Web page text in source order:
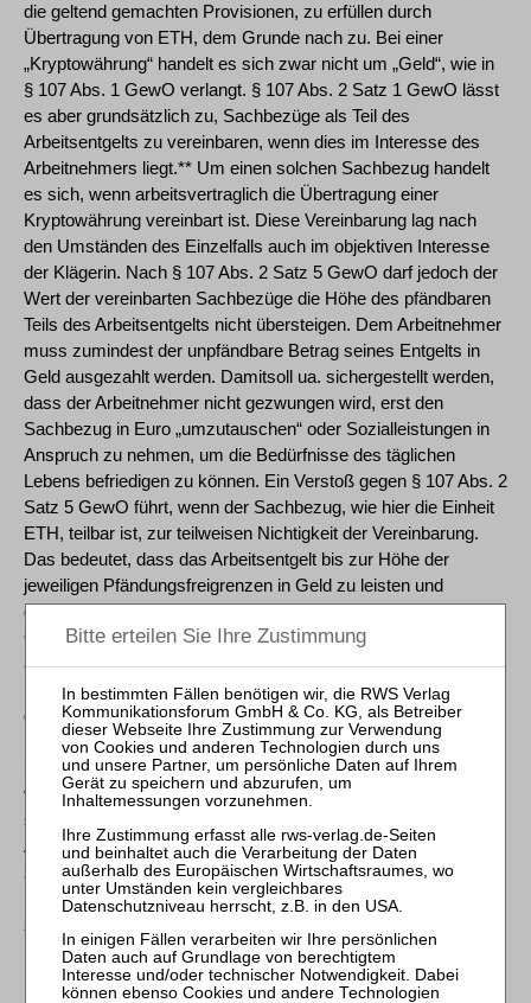
die geltend gemachten Provisionen, zu erfüllen durch
Übertragung von ETH, dem Grunde nach zu. Bei einer
„Kryptowährung“ handelt es sich zwar nicht um „Geld“, wie in
§ 107 Abs. 1 GewO verlangt. § 107 Abs. 2 Satz 1 GewO lässt
es aber grundsätzlich zu, Sachbezüge als Teil des
Arbeitsentgelts zu vereinbaren, wenn dies im Interesse des
Arbeitnehmers liegt.** Um einen solchen Sachbezug handelt
es sich, wenn arbeitsvertraglich die Übertragung einer
Kryptowährung vereinbart ist. Diese Vereinbarung lag nach
den Umständen des Einzelfalls auch im objektiven Interesse
der Klägerin. Nach § 107 Abs. 2 Satz 5 GewO darf jedoch der
Wert der vereinbarten Sachbezüge die Höhe des pfändbaren
Teils des Arbeitsentgelts nicht übersteigen. Dem Arbeitnehmer
muss zumindest der unpfändbare Betrag seines Entgelts in
Geld ausgezahlt werden. Damitsoll ua. sichergestellt werden,
dass der Arbeitnehmer nicht gezwungen wird, erst den
Sachbezug in Euro „umzutauschen“ oder Sozialleistungen in
Anspruch zu nehmen, um die Bedürfnisse des täglichen
Lebens befriedigen zu können. Ein Verstoß gegen § 107 Abs. 2
Satz 5 GewO führt, wenn der Sachbezug, wie hier die Einheit
ETH, teilbar ist, zur teilweisen Nichtigkeit der Vereinbarung.
Das bedeutet, dass das Arbeitsentgelt bis zur Höhe der
jeweiligen Pfändungsfreigrenzen in Geld zu leisten und
derSachbezug entsprechend zu kürzen ist. Von diesen
Grundsätzen ist das Landesarbeitsgericht zutreffend
ausgegangen, hat aber bei der Ermittlung der
Pfändungsfreigrenzen nach den §§ 850 ff. ZPO die
gesetzlichen Vorgaben nicht in jeder Hinsicht zutreffend
berücksichtigt. Nachdem die für die Berechnung derSteuern
und Sozialversicherungsbeiträge erforderlichen Tatsachen
vom Berufungsgerichtnicht vollständig festgestellt worden
sind, kann der Senat nicht entscheiden, ob der Klägerin ein
AnspruchaufÜbertragung von ETH in zugesprochener Höhe
zusteht. Die Sache war deshalb zur neuen Verhandlung und
Entscheidung an das Landesarbeitsgericht
zurückzuverweisen.
Bundesarbeitsgericht, Urteil vom 16. April 2025 - 10 AZR 80/24